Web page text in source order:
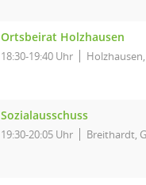
Ortsbeirat Holzhausen
18:30-19:40 Uhr
Sozialausschuss
19:30-20:05 Uhr Breithardt,